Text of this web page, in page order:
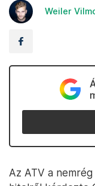
Weiler
Az ATV a